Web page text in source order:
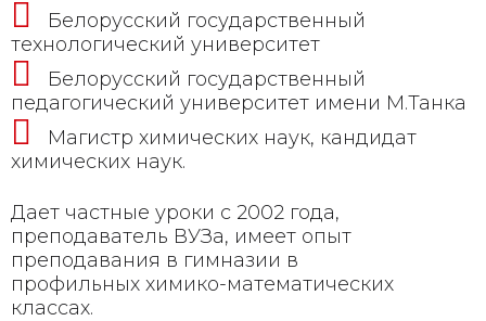
Белорусский государственный
технологический университет
Белорусский государственный
педагогический университет имени М.Танка
Магистр химических наук, кандидат
химических наук.
Дает частные уроки с 2002 года,
преподаватель ВУЗа, имеет опыт
преподавания в гимназии в
профильных химико-математических
классах.